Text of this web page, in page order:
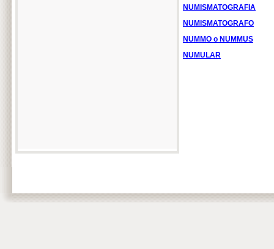
NUMISMATOGRAFIA
NUMISMATOGRAFO
NUMMO o NUMMUS
NUMULAR